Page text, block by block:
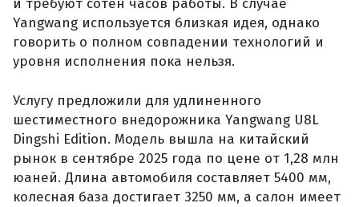
и требуют сотен часов работы. В случае
Yangwang используется близкая идея, однако
говорить о полном совпадении технологий и
уровня исполнения пока нельзя.
Услугу предложили для удлиненного
шестиместного внедорожника Yangwang U8L
Dingshi Edition. Модель вышла на китайский
рынок в сентябре 2025 года по цене от 1,28 млн
юаней. Длина автомобиля составляет 5400 мм,
колесная база достигает 3250 мм, а салон имеет